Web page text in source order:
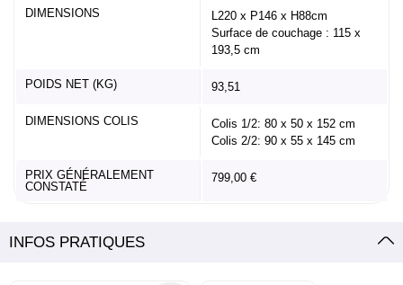
DIMENSIONS
L220 x P146 x H88cm
Surface de couchage : 115 x
193,5 cm
POIDS NET (KG) 93,51
DIMENSIONS COLIS
Colis 1/2: 80 x 50 x 152 cm
Colis 2/2: 90 x 55 x 145 cm
PRIX GÉNÉRALEMENT
CONSTATÉ
799,00 €
INFOS PRATIQUES